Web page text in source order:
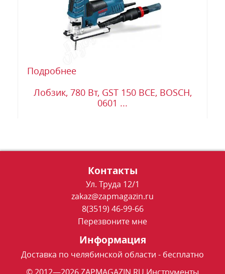
Подробнее
Лобзик, 780 Вт, GST 150 BCE, BOSCH,
0601 ...
Контакты
Ул. Труда 12/1
zakaz@zapmagazin.ru
8(3519) 46-99-66
Перезвоните мне
Информация
Доставка по челябинской области - бесплатно